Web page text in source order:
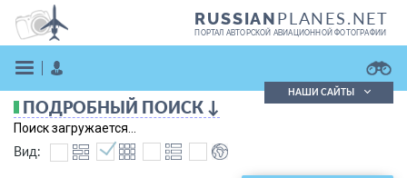
RUSSIANPLANES.NET
ПОРТАЛ АВТОРСКОЙ АВИАЦИОННОЙ ФОТОГРАФИИ
Поиск в реестре
Кратко
Подробно
НАШИ САЙТЫ
ПОДРОБНЫЙ ПОИСК ↓
Поиск загружается...
Вид: